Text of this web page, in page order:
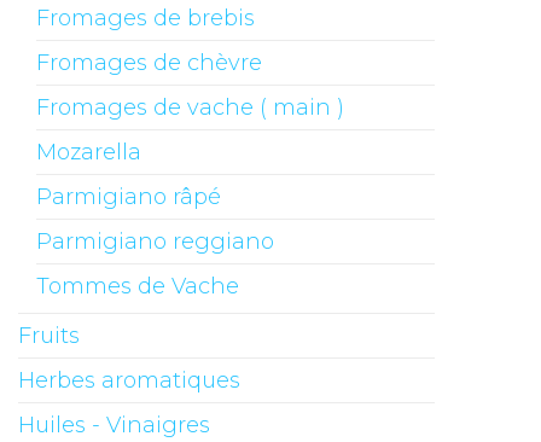
Fromages de brebis
Fromages de chèvre
Fromages de vache ( main )
Mozarella
Parmigiano râpé
Parmigiano reggiano
Tommes de Vache
Fruits
Herbes aromatiques
Huiles - Vinaigres